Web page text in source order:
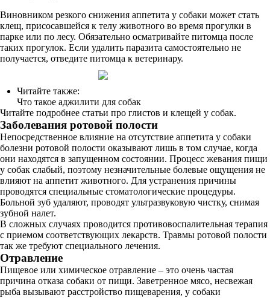
Виновником резкого снижения аппетита у собаки может стать
клещ, присосавшейся к телу животного во время прогулки в
парке или по лесу. Обязательно осматривайте питомца после
таких прогулок. Если удалить паразита самостоятельно не
получается, отведите питомца к ветеринару.
Читайте также:
Что такое аджилити для собак
Читайте подробнее статьи про глистов и клещей у собак.
Заболевания ротовой полости
Непосредственное влияние на отсутствие аппетита у собаки
болезни ротовой полости оказывают лишь в том случае, когда
они находятся в запущенном состоянии. Процесс жевания пищи
у собак слабый, поэтому незначительные болевые ощущения не
влияют на аппетит животного. Для устранения причины
проводятся специальные стоматологические процедуры.
Больной зуб удаляют, проводят ультразвуковую чистку, снимая
зубной налет.
В сложных случаях проводится противовоспалительная терапия
с приемом соответствующих лекарств. Травмы ротовой полости
так же требуют специального лечения.
Отравление
Пищевое или химическое отравление – это очень частая
причина отказа собаки от пищи. Заветренное мясо, несвежая
рыба вызывают расстройство пищеварения, у собаки